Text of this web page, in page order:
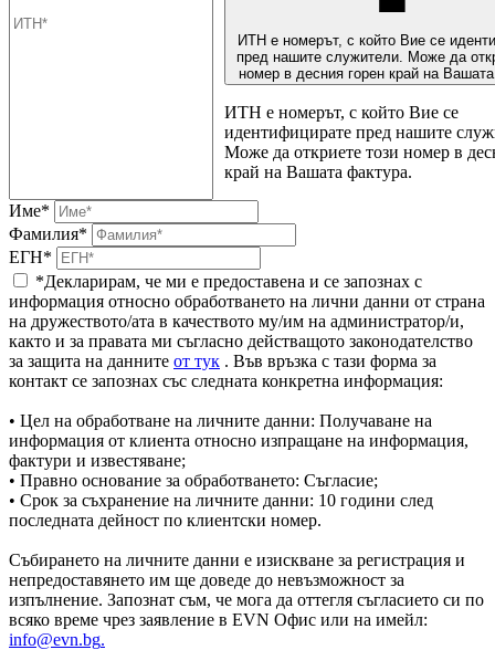
ИТН е номерът, с който Вие се
пред нашите служители. Може да
номер в десния горен край на
ИТН е номерът, с който Вие се
идентифицирате пред нашите
Може да откриете този номер в
край на Вашата фактура.
Име*
Фамилия*
ЕГН*
*Декларирам, че ми е предоставена и се запознах с
информация относно обработването на лични данни от страна
на дружеството/ата в качеството му/им на администратор/и,
както и за правата ми съгласно действащото законодателство
за защита на данните от тук . Във връзка с тази форма за
контакт се запознах със следната конкретна информация:
• Цел на обработване на личните данни: Получаване на
информация от клиента относно изпращане на информация,
фактури и известяване;
• Правно основание за обработването: Съгласие;
• Срок за съхранение на личните данни: 10 години след
последната дейност по клиентски номер.
Събирането на личните данни е изискване за регистрация и
непредоставянето им ще доведе до невъзможност за
изпълнение. Запознат съм, че мога да оттегля съгласието си по
всяко време чрез заявление в EVN Офис или на имейл:
info@evn.bg.